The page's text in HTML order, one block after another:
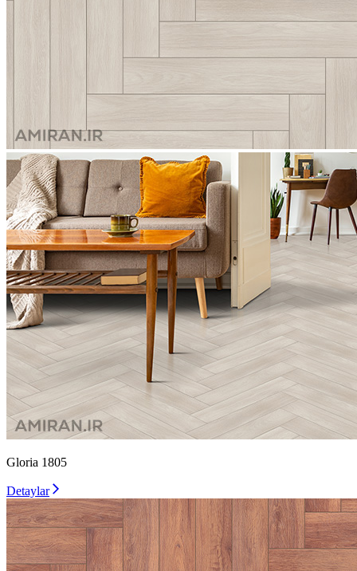
Gloria 1805
Detaylar